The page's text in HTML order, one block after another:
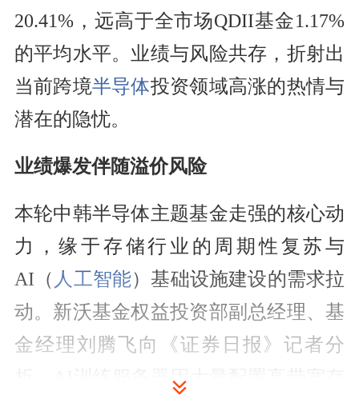
20.41%，远高于全市场QDII基金1.17%
的平均水平。业绩与风险共存，折射出
当前跨境半导体投资领域高涨的热情与
潜在的隐忧。
业绩爆发伴随溢价风险
本轮中韩半导体主题基金走强的核心动
力，缘于存储行业的周期性复苏与
AI（ 人工智能）基础设施建设的需求拉
动。新沃基金权益投资部副总经理、基
金经理刘腾飞向《证券日报》记者分
析，AI训练服务器因大量配置高带宽存